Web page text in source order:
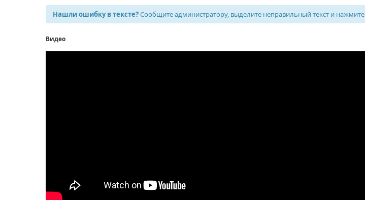
Нашли ошибку в тексте?Сообщите администратору, выделите неправильный текст и нажмите
Видео